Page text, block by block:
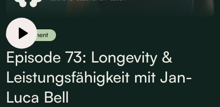
Supplement
Episode 73: Longevity &
Leistungsfähigkeit mit Jan-
Luca Bell